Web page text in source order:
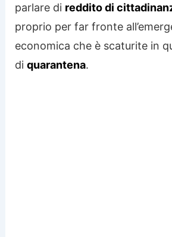
parlare di reddito di
proprio per far fronte
economica che è scaturite in
diquarantena.